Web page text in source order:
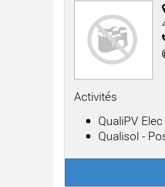
Activités
QualiPV
Qualisol -